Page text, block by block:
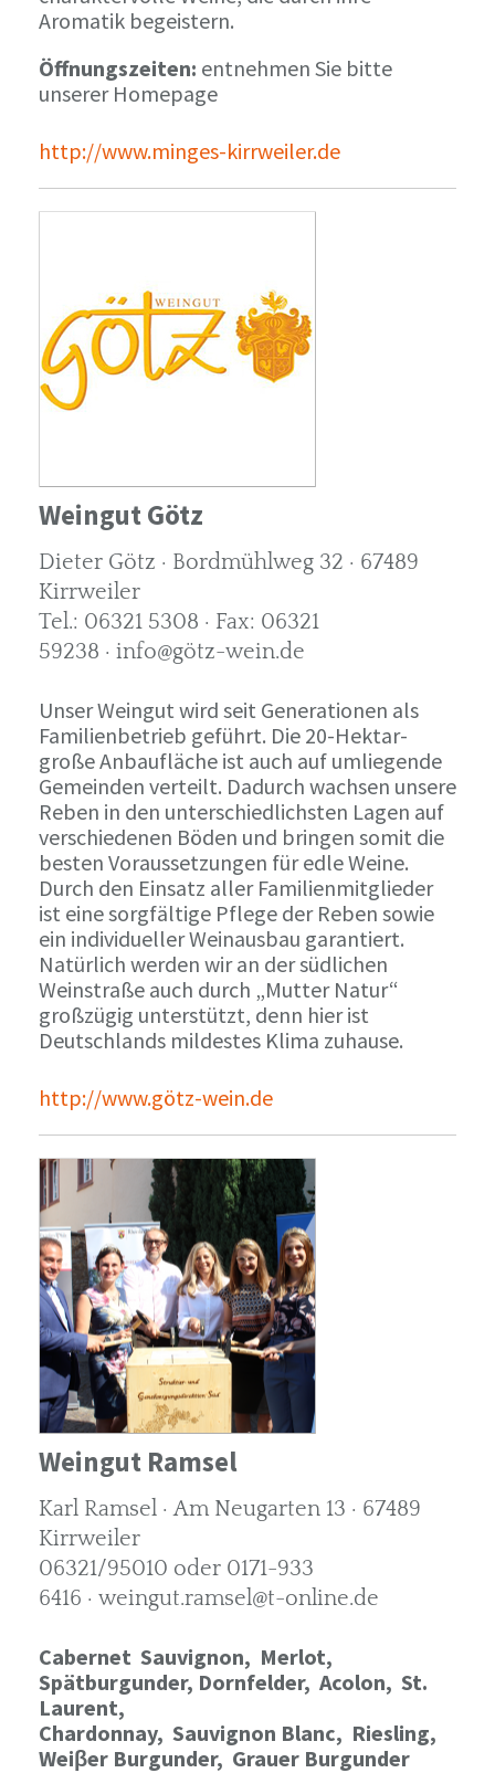
Aromatik begeistern.
Öffnungszeiten: entnehmen Sie bitte
unserer Homepage
http://www.minges-kirrweiler.de
Weingut Götz
Dieter Götz · Bordmühlweg 32 · 67489
Kirrweiler
Tel.: 06321 5308 · Fax: 06321
59238 · info@götz-wein.de
Unser Weingut wird seit Generationen als
Familienbetrieb geführt. Die 20-Hektar-
große Anbaufläche ist auch auf umliegende
Gemeinden verteilt. Dadurch wachsen unsere
Reben in den unterschiedlichsten Lagen auf
verschiedenen Böden und bringen somit die
besten Voraussetzungen für edle Weine.
Durch den Einsatz aller Familienmitglieder
ist eine sorgfältige Pflege der Reben sowie
ein individueller Weinausbau garantiert.
Natürlich werden wir an der südlichen
Weinstraße auch durch „Mutter Natur“
großzügig unterstützt, denn hier ist
Deutschlands mildestes Klima zuhause.
http://www.götz-wein.de
Weingut Ramsel
Karl Ramsel · Am Neugarten 13 · 67489
Kirrweiler
06321/95010 oder 0171-933
6416 · weingut.ramsel@t-online.de
Cabernet Sauvignon, Merlot,
Spätburgunder, Dornfelder, Acolon, St.
Laurent,
Chardonnay, Sauvignon Blanc, Riesling,
Weiβer Burgunder, Grauer Burgunder